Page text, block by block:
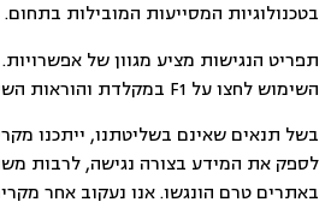
בטכנולוגיות המסייעות המובילות בתחום.
תפריט הנגישות מציע מגוון של
השימוש לחצו על F1 במקלדת והוראות השימוש של התוסף תופענה.
בשל תנאים שאינם בשליטתנו, ייתכנו
לספק את המידע בצורה נגישה, לרבות
באתרים טרם הונגשו. אנו נעקוב אחר